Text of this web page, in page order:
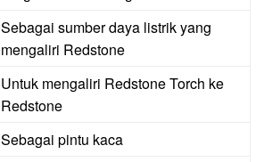
Sebagai sumber daya listrik yang
mengaliri Redstone
Untuk mengaliri Redstone Torch ke
Redstone
Sebagai pintu kaca